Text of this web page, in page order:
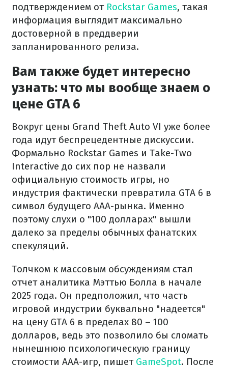
подтверждением от Rockstar Games, такая
информация выглядит максимально
достоверной в преддверии
запланированного релиза.
Вам также будет интересно
узнать: что мы вообще знаем о
цене GTA 6
Вокруг цены Grand Theft Auto VI уже более
года идут беспрецедентные дискуссии.
Формально Rockstar Games и Take-Two
Interactive до сих пор не назвали
официальную стоимость игры, но
индустрия фактически превратила GTA 6 в
символ будущего AAA-рынка. Именно
поэтому слухи о "100 долларах" вышли
далеко за пределы обычных фанатских
спекуляций.
Толчком к массовым обсуждениям стал
отчет аналитика Мэттью Болла в начале
2025 года. Он предположил, что часть
игровой индустрии буквально "надеется"
на цену GTA 6 в пределах 80 – 100
долларов, ведь это позволило бы сломать
нынешнюю психологическую границу
стоимости AAA-игр, пишет GameSpot. После